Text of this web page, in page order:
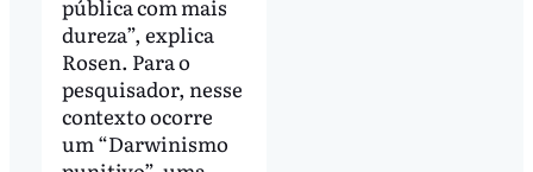
pública com mais
dureza”, explica
Rosen. Para o
pesquisador, nesse
contexto ocorre
um “Darwinismo